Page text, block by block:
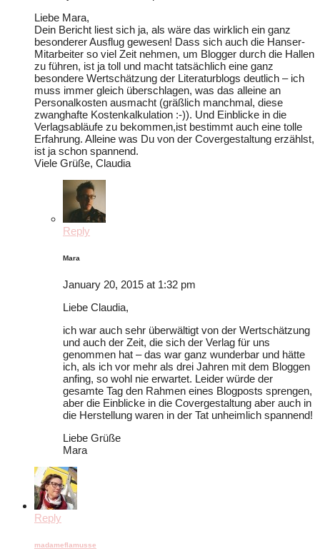
Liebe Mara,
Dein Bericht liest sich ja, als wäre das wirklich ein ganz
besonderer Ausflug gewesen! Dass sich auch die Hanser-
Mitarbeiter so viel Zeit nehmen, um Blogger durch die Hallen
zu führen, ist ja toll und macht tatsächlich eine ganz
besondere Wertschätzung der Literaturblogs deutlich – ich
muss immer gleich überschlagen, was das alleine an
Personalkosten ausmacht (gräßlich manchmal, diese
zwanghafte Kostenkalkulation :-)). Und Einblicke in die
Verlagsabläufe zu bekommen,ist bestimmt auch eine tolle
Erfahrung. Alleine was Du von der Covergestaltung erzählst,
ist ja schon spannend.
Viele Grüße, Claudia
Reply
Mara
January 20, 2015 at 1:32 pm
Liebe Claudia,
ich war auch sehr überwältigt von der Wertschätzung
und auch der Zeit, die sich der Verlag für uns
genommen hat – das war ganz wunderbar und hätte
ich, als ich vor mehr als drei Jahren mit dem Bloggen
anfing, so wohl nie erwartet. Leider würde der
gesamte Tag den Rahmen eines Blogposts sprengen,
aber die Einblicke in die Covergestaltung aber auch in
die Herstellung waren in der Tat unheimlich spannend!
Liebe Grüße
Mara
Reply
madameflamusse